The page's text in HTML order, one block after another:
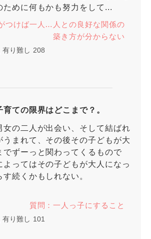
ために何もかも努力をして...
つけば一人…人との良好な関係の
築き方が分からない
有り難し 208
育ての限界はどこまで？。
女の二人が出会い、そして結ばれ
うまれて、その後その子どもが大
でずーっと関わってくるもので
よってはその子どもが大人になっ
す続くかもしれない。
質問：一人っ子にすること
有り難し 101